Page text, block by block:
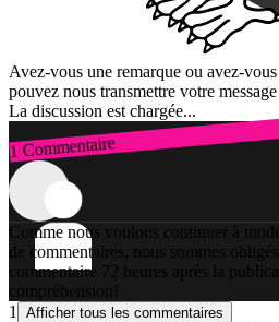
Avez-vous une remarque ou avez-
pouvez nous transmettre votre
La discussion est chargée...
1 Commentaire
Connexion
Comme nous voulons continuer à
de commentaires, nous sommes
commentaire 72 heures après la
compréhension!
1
Afficher tous les commentaires